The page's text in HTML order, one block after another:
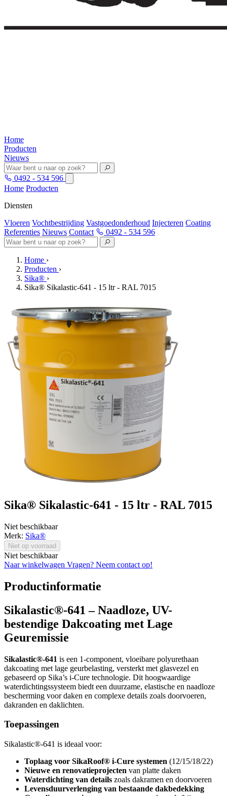
Home
Producten
Nieuws
0492 - 534 596
Home Producten
Diensten
Vloeren Vochtbestrijding Vastgoedonderhoud Injecteren Coating
Referenties Nieuws Contact 0492 - 534 596
Home ›
Producten ›
Sika® ›
Sika® Sikalastic-641 - 15 ltr - RAL 7015
Sika® Sikalastic-641 - 15 ltr - RAL 7015
Niet beschikbaar
Merk: Sika®
Niet op voorraad
Niet beschikbaar
Naar winkelwagen Vragen? Neem contact op!
Productinformatie
Sikalastic®-641 – Naadloze, UV-
bestendige Dakcoating met Lage
Geuremissie
Sikalastic®-641 is een 1-component, vloeibare polyurethaan
dakcoating met lage geurbelasting, versterkt met glasvezel en
gebaseerd op Sika’s i-Cure technologie. Dit hoogwaardige
waterdichtingssysteem biedt een duurzame, elastische en naadloze
bescherming voor daken en complexe details zoals doorvoeren,
dakranden en daklichten.
Toepassingen
Sikalastic®-641 is ideaal voor:
Toplaag voor SikaRoof® i-Cure systemen (12/15/18/22)
Nieuwe en renovatieprojecten van platte daken
Waterdichting van details zoals dakramen en doorvoeren
Levensduurverlenging van bestaande dakbedekking